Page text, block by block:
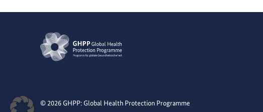
© 2026 GHPP: Global Health Protection Programme